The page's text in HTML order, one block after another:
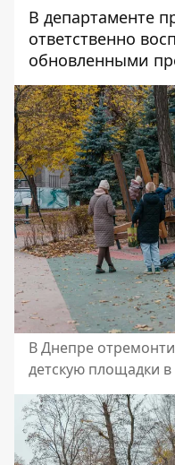
В департаменте
ответственно
обновленными
В Днепре
детскую площадки в